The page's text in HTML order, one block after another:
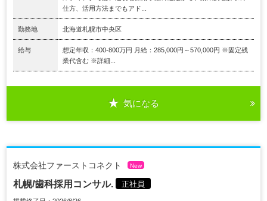
仕方、活用方法までもアド...
勤務地 北海道札幌市中央区
給与
想定年収：400-800万円 月給：285,000円～570,000円 ※固定残
業代含む ※詳細...
気になる
株式会社ファーストコネクト New
札幌/歯科採用コンサル. 正社員